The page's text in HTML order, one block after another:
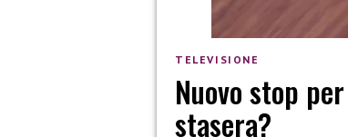
TELEVISIONE
Nuovo stop
stasera?